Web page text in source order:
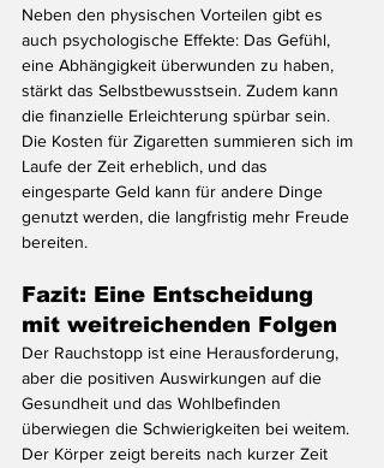
Neben den physischen Vorteilen gibt es
auch psychologische Effekte: Das Gefühl,
eine Abhängigkeit überwunden zu haben,
stärkt das Selbstbewusstsein. Zudem kann
die finanzielle Erleichterung spürbar sein.
Die Kosten für Zigaretten summieren sich im
Laufe der Zeit erheblich, und das
eingesparte Geld kann für andere Dinge
genutzt werden, die langfristig mehr Freude
bereiten.
Fazit: Eine Entscheidung
mit weitreichenden Folgen
Der Rauchstopp ist eine Herausforderung,
aber die positiven Auswirkungen auf die
Gesundheit und das Wohlbefinden
überwiegen die Schwierigkeiten bei weitem.
Der Körper zeigt bereits nach kurzer Zeit